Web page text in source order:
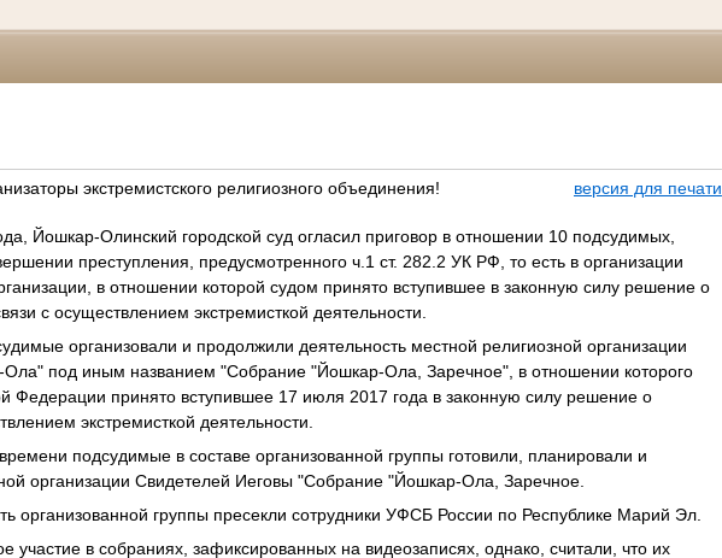
экстремистского религиозного объединения!
версия для печати
Йошкар-Олинский городской суд огласил приговор в отношении 10 подсудимых,
преступления, предусмотренного ч.1 ст. 282.2 УК РФ, то есть в организации
в отношении которой судом принято вступившее в законную силу решение о
с осуществлением экстремисткой деятельности.
организовали и продолжили деятельность местной религиозной организации
под иным названием "Собрание "Йошкар-Ола, Заречное", в отношении которого
Федерации принято вступившее 17 июля 2017 года в законную силу решение о
экстремисткой деятельности.
подсудимые в составе организованной группы готовили, планировали и
организации Свидетелей Иеговы "Собрание "Йошкар-Ола, Заречное.
организованной группы пресекли сотрудники УФСБ России по Республике Марий Эл.
участие в собраниях, зафиксированных на видеозаписях, однако, считали, что их